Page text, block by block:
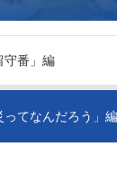
守番」編
ってなんだろう」編